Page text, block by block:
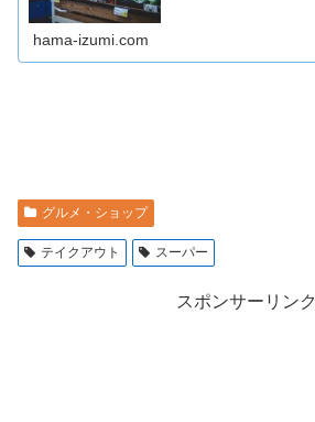
hama-izumi.com
グルメ・ショップ
テイクアウト スーパー
スポンサーリンク